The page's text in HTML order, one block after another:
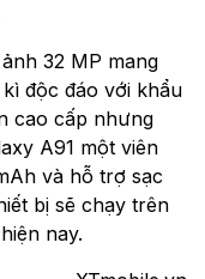
32 MP mang
độc đáo với khẩu
cao cấp nhưng
A91 một viên
và hỗ trợ sạc
bị sẽ chạy trên
nay.